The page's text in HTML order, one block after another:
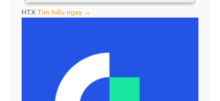
HTX Tìm hiểu ngay →